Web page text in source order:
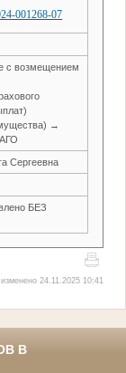
001268-07
с возмещением
→
Сергеевна
БЕЗ
24.11.2025 10:41
В